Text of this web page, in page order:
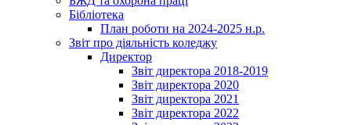
Бібліотека
План роботи на 2024-2025 н.р.
Звіт про діяльність коледжу
Директор
Звіт директора 2018-2019
Звіт директора 2020
Звіт директора 2021
Звіт директора 2022